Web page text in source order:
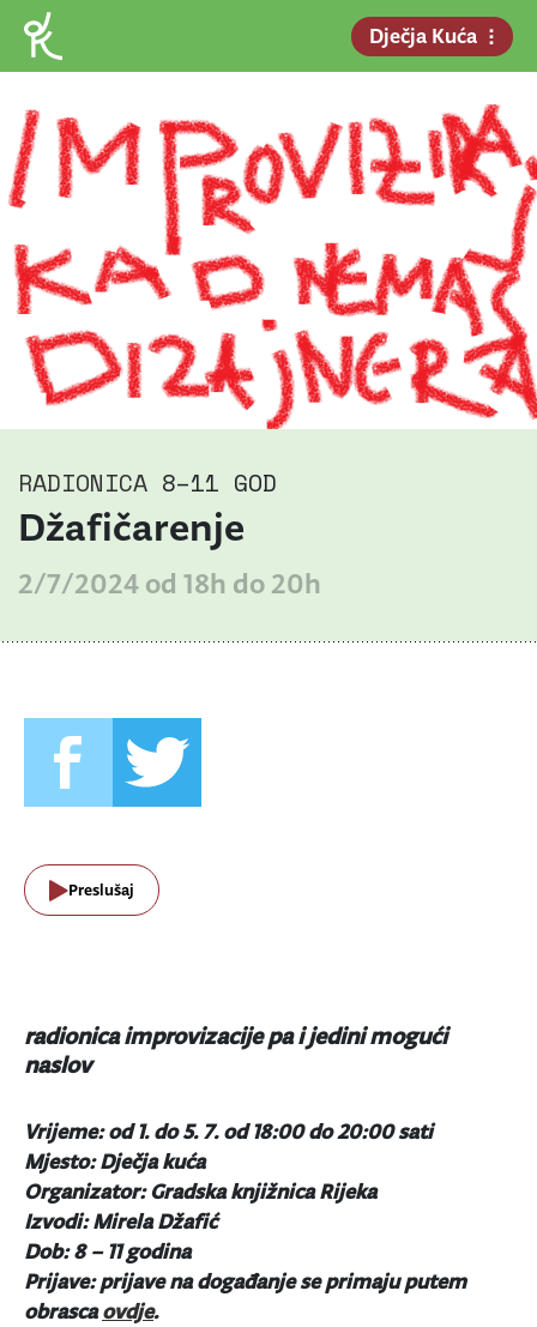
Dječja Kuća
RADIONICA 8–11 GOD
Džafičarenje
2/7/2024 od 18h do 20h
Preslušaj
radionica improvizacije pa i jedini mogući
naslov
Vrijeme: od 1. do 5. 7. od 18:00 do 20:00 sati
Mjesto: Dječja kuća
Organizator: Gradska knjižnica Rijeka
Izvodi: Mirela Džafić
Dob: 8 – 11 godina
Prijave: prijave na događanje se primaju putem
obrascaovdje.